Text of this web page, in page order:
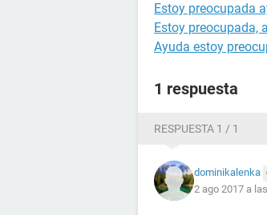
Estoy preocupada
Estoy preocupada,
Ayuda estoy
1 respuesta
RESPUESTA 1 / 1
dominikalenka
2 ago 2017 a